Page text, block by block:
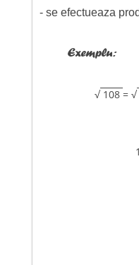
- se efectueaza
Exemplu:
√ 108 = √